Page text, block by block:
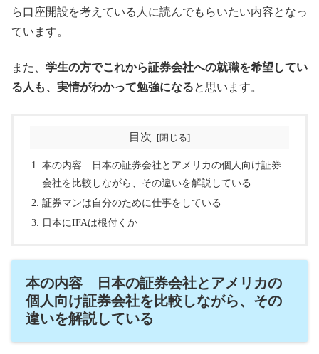
ら口座開設を考えている人に読んでもらいたい内容となっ
ています。
また、 学生の方でこれから証券会社への就職を希望してい
る人も、実情がわかって勉強になると思います。
目次
本の内容 日本の証券会社とアメリカの個人向け証券
会社を比較しながら、その違いを解説している
証券マンは自分のために仕事をしている
日本にIFAは根付くか
本の内容 日本の証券会社とアメリカの
個人向け証券会社を比較しながら、その
違いを解説している